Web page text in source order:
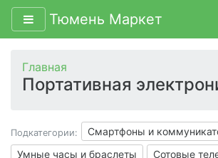
Тюмень Маркет
Главная
Портативная
Подкатегории:
Смартфоны и
Умные часы и браслеты
Сотовые